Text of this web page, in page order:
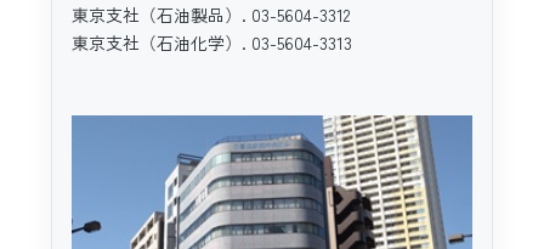
東京支社（石油製品）. 03-5604-3312
東京支社（石油化学）. 03-5604-3313